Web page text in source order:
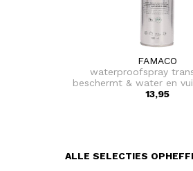
FAMACO
waterproofspray
beschermt & water en
uw leren tas 400
13,95
ALLE SELECTIES